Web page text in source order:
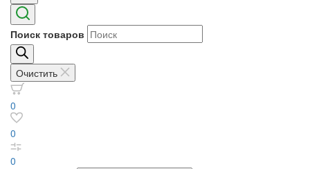
Поиск товаров
Очистить
0
0
0